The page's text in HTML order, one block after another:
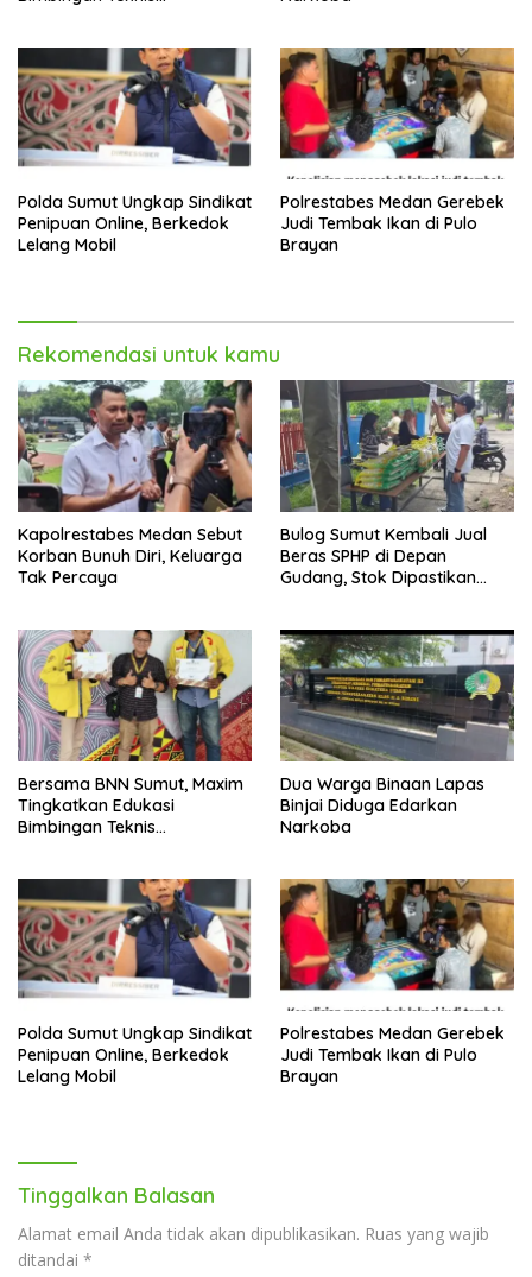
Polda Sumut Ungkap Sindikat
Penipuan Online, Berkedok
Lelang Mobil
Polrestabes Medan Gerebek
Judi Tembak Ikan di Pulo
Brayan
Rekomendasi untuk kamu
Kapolrestabes Medan Sebut
Korban Bunuh Diri, Keluarga
Tak Percaya
Bulog Sumut Kembali Jual
Beras SPHP di Depan
Gudang, Stok Dipastikan
Bersama BNN Sumut, Maxim
Tingkatkan Edukasi
Bimbingan Teknis
Dua Warga Binaan Lapas
Binjai Diduga Edarkan
Narkoba
Polda Sumut Ungkap Sindikat
Penipuan Online, Berkedok
Lelang Mobil
Polrestabes Medan Gerebek
Judi Tembak Ikan di Pulo
Brayan
Tinggalkan Balasan
Alamat email Anda tidak akan dipublikasikan. Ruas yang wajib
ditandai *